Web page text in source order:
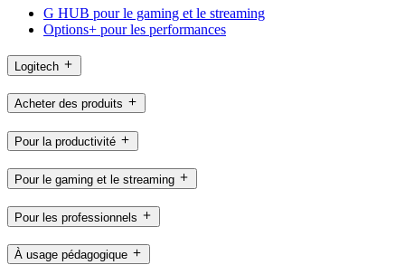
G HUB pour le gaming et le streaming
Options+ pour les performances
Logitech
Acheter des produits
Pour la productivité
Pour le gaming et le streaming
Pour les professionnels
À usage pédagogique